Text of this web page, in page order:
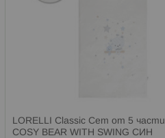
LORELLI Classic Сет от 5 части
COSY BEAR WITH SWING СИН